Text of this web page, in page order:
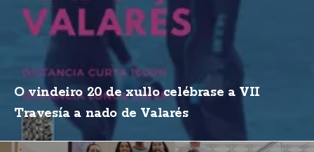
O vindeiro 20 de xullo celébrase a VII
Travesía a nado de Valarés